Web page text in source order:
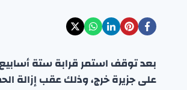
بعد توقف استمر قرابة ستة
على جزيرة خرج، وذلك عقب إزالة